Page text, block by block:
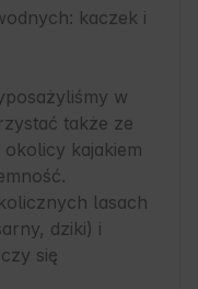
kaczek i
w
także ze
kajakiem
lasach
dziki) i
się